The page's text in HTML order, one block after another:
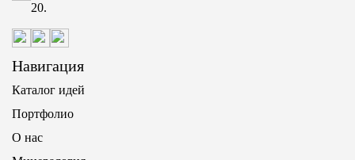
20.
Навигация
Каталог идей
Портфолио
О нас